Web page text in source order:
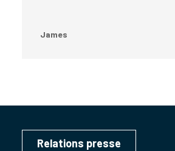
James
Relations presse